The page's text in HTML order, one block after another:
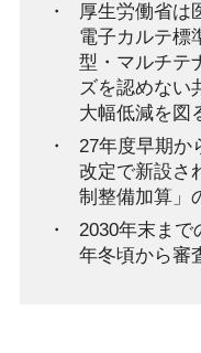
厚生労働省は
電子カルテ標
型・マルチテ
ズを認めない
大幅低減を図
27年度早期か
改定で新設さ
制整備加算」
2030年末ま
年冬頃から審